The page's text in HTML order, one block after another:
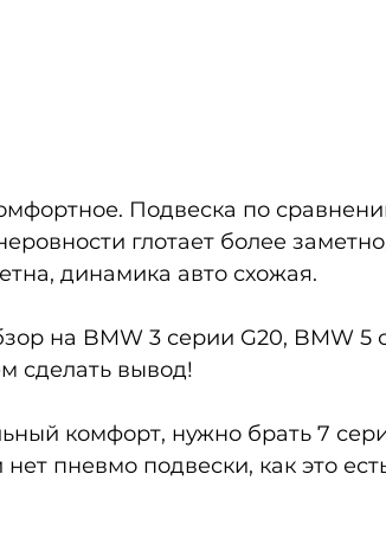
Подвеска по
глотает более
динамика авто схожая.
на BMW 3 серии G20, BMW 5
сделать вывод!
комфорт, нужно брать 7
пневмо подвески, как это